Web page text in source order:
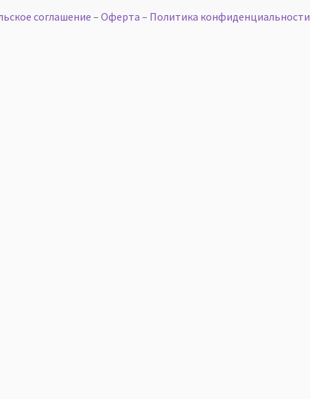
соглашение – Оферта – Политика конфиденциальности